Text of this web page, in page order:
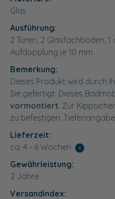
Glas
Ausführung:
2 Türen, 2 Glasfachböden,
Aufdopplung je 10 mm
Bemerkung:
Dieses Produkt wird durch
Sie gefertigt. Dieses
vormontiert. Zur
zu befestigen.
Lieferzeit:
ca. 4 - 6 Wochen
i
Gewährleistung:
2 Jahre
Versandindex: